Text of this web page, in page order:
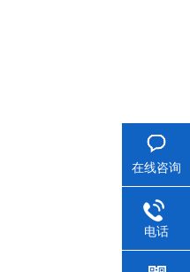
在线咨询
电话